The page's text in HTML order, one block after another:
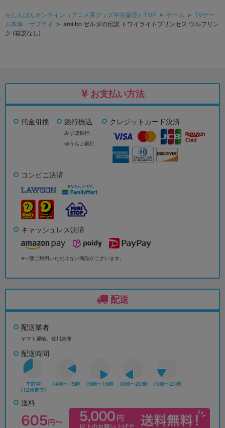
らしんばんオンライン（アニメ系グッズ中古販売）TOP > ゲーム > TVゲー
ム本体・サプライ > amiibo ゼルダの伝説 トワイライトプリンセス ウルフリン
ク (箱説なし)
お支払い方法
代金引換 銀行振込
みずほ銀行、
ゆうちょ銀行
クレジットカード決済
コンビニ決済
キャッシュレス決済
※一部ご利用いただけない商品がございます。
配送
配送業者
ヤマト運輸、佐川急便
配送時間
送料